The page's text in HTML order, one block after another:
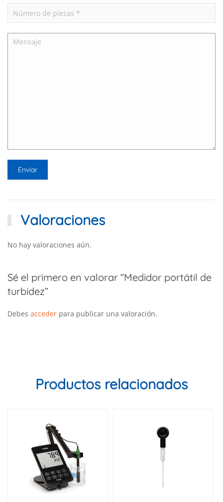
Valoraciones
No hay valoraciones aún.
Sé el primero en valorar “Medidor portátil de
turbidez”
Debes acceder para publicar una valoración.
Productos relacionados